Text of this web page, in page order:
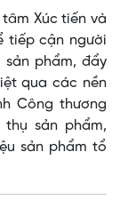
Xúc tiến và
tiếp cận người
phẩm, đẩy
qua các nền
Công thương
sản phẩm,
sản phẩm tổ